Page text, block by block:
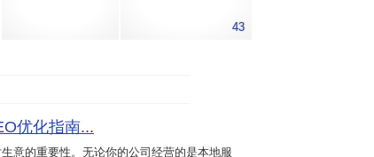
43
优化指南...
意的重要性。无论你的公司经营的是本地服